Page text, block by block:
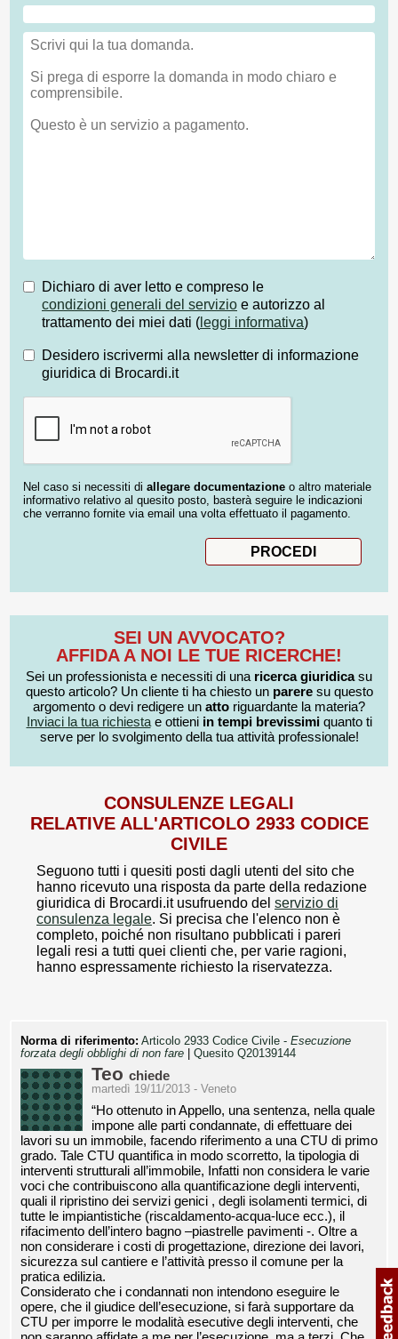
Dichiaro di aver letto e compreso le
condizioni generali del servizio e autorizzo al
trattamento dei miei dati ( leggi informativa)
Desidero iscrivermi alla newsletter di informazione
giuridica di Brocardi.it
Nel caso si necessiti di allegare documentazione o altro materiale
informativo relativo al quesito posto, basterà seguire le indicazioni
che verranno fornite via email una volta effettuato il pagamento.
SEI UN AVVOCATO?
AFFIDA A NOI LE TUE RICERCHE!
Sei un professionista e necessiti di una ricerca giuridicasu
questo articolo? Un cliente ti ha chiesto un pareresu questo
argomento o devi redigere un atto riguardante la materia?
Inviaci la tua richiestae ottieni in tempi brevissimiquanto ti
serve per lo svolgimento della tua attività professionale!
CONSULENZE LEGALI
RELATIVE ALL'ARTICOLO 2933 CODICE
CIVILE
Seguono tutti i quesiti posti dagli utenti del sito che
hanno ricevuto una risposta da parte della redazione
giuridica di Brocardi.it usufruendo del servizio di
consulenza legale. Si precisa che l'elenco non è
completo, poiché non risultano pubblicati i pareri
legali resi a tutti quei clienti che, per varie ragioni,
hanno espressamente richiesto la riservatezza.
Norma di riferimento: Articolo 2933 Codice Civile - Esecuzione
forzata degli obblighi di non fare
Quesito Q20139144
Teo chiede
martedì 19/11/2013 - Veneto
“Ho ottenuto in Appello, una sentenza, nella quale
impone alle parti condannate, di effettuare dei
lavori su un immobile, facendo riferimento a una CTU di primo
grado. Tale CTU quantifica in modo scorretto, la tipologia di
interventi strutturali all’immobile, Infatti non considera le varie
voci che contribuiscono alla quantificazione degli interventi,
quali il ripristino dei servizi genici , degli isolamenti termici, di
tutte le impiantistiche (riscaldamento-acqua-luce ecc.), il
rifacimento dell’intero bagno –piastrelle pavimenti -. Oltre a
non considerare i costi di progettazione, direzione dei lavori,
sicurezza sul cantiere e l’attività presso il comune per la
pratica edilizia.
Considerato che i condannati non intendono eseguire le
opere, che il giudice dell’esecuzione, si farà supportare da
CTU per imporre le modalità esecutive degli interventi, che